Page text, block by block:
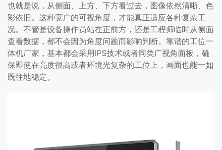
也就是说，从侧面、上方、下方看过去，图像依然清晰、色
彩依旧。这种宽广的可视角度，才能真正适应各种复杂工
况。不管是设备操作员站在正前方，还是工程师临时从侧面
查看数据，都不会因为角度问题而影响判断。靠谱的工位一
体机厂家，基本都会采用IPS技术或者同类广视角面板，确
保即使在亮度很高或者环境光复杂的工位上，画面也能一如
既往地稳定。